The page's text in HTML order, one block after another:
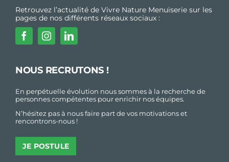
Retrouvez l’actualité de Vivre Nature Menuiserie sur les
pages de nos différents réseaux sociaux :
NOUS RECRUTONS !
En perpétuelle évolution nous sommes à la recherche de
personnes compétentes pour enrichir nos équipes.
N’hésitez pas à nous faire part de vos motivations et
rencontrons-nous !
JE POSTULE